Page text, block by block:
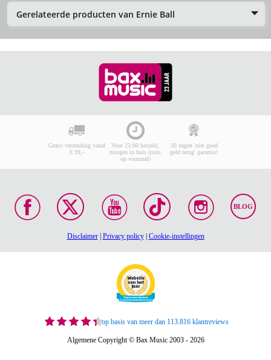
Gerelateerde producten van Ernie Ball
Gratis verzending vanaf
€ 99,-
Voor 23:00 besteld,
morgen in huis (mits
op voorraad)
30 dagen 'niet goed
geld terug' garantie!
BLOG
Disclaimer| Privacy policy| Cookie-instellingen
op basis van meer dan 113.816 klantreviews
Algemene Copyright © Bax Music 2003 - 2026